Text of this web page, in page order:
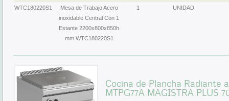
WTC180220S1
Mesa de Trabajo Acero
inoxidable Central Con 1
Estante 2200x800x850h
mm WTC180220S1
1 UNIDAD
Cocina de Plancha Radiante
MTPG77A MAGISTRA PLUS